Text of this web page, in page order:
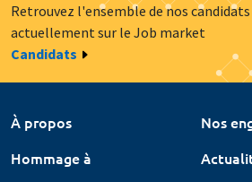
Retrouvez l'ensemble de nos
actuellement sur le Job market
Candidats
À propos
Nos
Hommage à